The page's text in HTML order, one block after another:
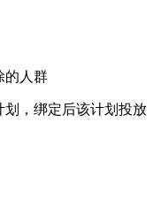
的人群
划，绑定后该计划投放